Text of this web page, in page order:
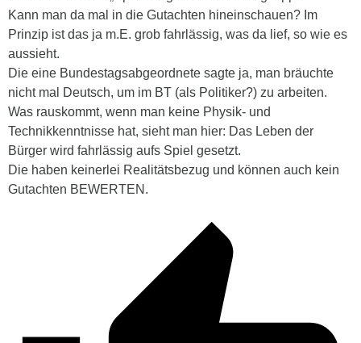
Kann man da mal in die Gutachten hineinschauen? Im
Prinzip ist das ja m.E. grob fahrlässig, was da lief, so wie es
aussieht.
Die eine Bundestagsabgeordnete sagte ja, man bräuchte
nicht mal Deutsch, um im BT (als Politiker?) zu arbeiten.
Was rauskommt, wenn man keine Physik- und
Technikkenntnisse hat, sieht man hier: Das Leben der
Bürger wird fahrlässig aufs Spiel gesetzt.
Die haben keinerlei Realitätsbezug und können auch kein
Gutachten BEWERTEN.